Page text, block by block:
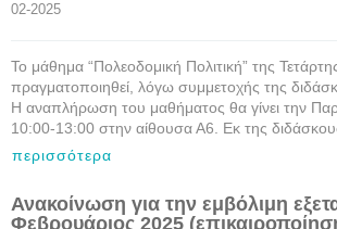
02-2025
Το μάθημα “Πολεοδομική Πολιτική” της
πραγματοποιηθεί, λόγω συμμετοχής της
Η αναπλήρωση του μαθήματος θα γίνει την
10:00-13:00 στην αίθουσα Α6. Εκ της
περισσότερα
Ανακοίνωση για την εμβόλιμη
Φεβρουάριος 2025